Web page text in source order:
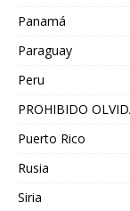
Panamá
Paraguay
Peru
PROHIBIDO
Puerto Rico
Rusia
Siria